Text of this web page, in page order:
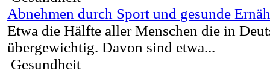
Abnehmen durch Sport und gesunde
Etwa die Hälfte aller Menschen die in
übergewichtig. Davon sind etwa...
Gesundheit